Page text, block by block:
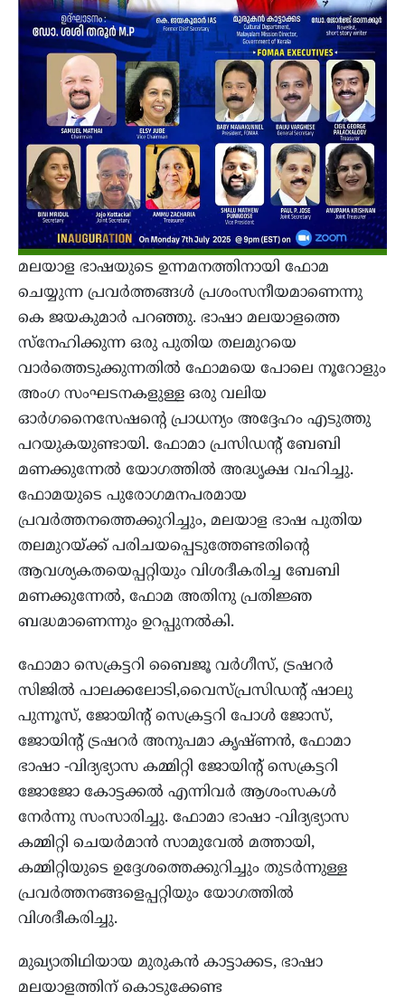
മലയാള ഭാഷയുടെ ഉന്നമനത്തിനായി ഫോമ
ചെയ്യുന്ന പ്രവര്‍ത്തങ്ങള്‍ പ്രശംസനീയമാണെന്നു
കെ ജയകുമാര്‍ പറഞ്ഞു. ഭാഷാ മലയാളത്തെ
സ്‌നേഹിക്കുന്ന ഒരു പുതിയ തലമുറയെ
വാര്‍ത്തെടുക്കുന്നതില്‍ ഫോമയെ പോലെ നൂറോളും
അംഗ സംഘടനകളുള്ള ഒരു വലിയ
ഓര്‍ഗനൈസേഷന്റെ പ്രാധന്യം അദ്ദേഹം എടുത്തു
പറയുകയുണ്ടായി. ഫോമാ പ്രസിഡന്റ് ബേബി
മണക്കുന്നേല്‍ യോഗത്തില്‍ അദ്ധൃക്ഷ വഹിച്ചു.
ഫോമയുടെ പുരോഗമനപരമായ
പ്രവര്‍ത്തനത്തെക്കുറിച്ചും, മലയാള ഭാഷ പുതിയ
തലമുറയ്ക്ക് പരിചയപ്പെടുത്തേണ്ടതിന്റെ
ആവശ്യകതയെപ്പറ്റിയും വിശദീകരിച്ച ബേബി
മണക്കുന്നേല്‍, ഫോമ അതിനു പ്രതിജ്ഞ
ബദ്ധമാണെന്നും ഉറപ്പുനല്‍കി.
ഫോമാ സെക്രട്ടറി ബൈജൂ വര്‍ഗീസ്, ട്രഷറര്‍
സിജില്‍ പാലക്കലോടി,വൈസ്പ്രസിഡന്റ് ഷാലു
പുന്നൂസ്, ജോയിന്റ് സെക്രട്ടറി പോള്‍ ജോസ്,
ജോയിന്റ് ട്രഷറര്‍ അനുപമാ കൃഷ്ണന്‍, ഫോമാ
ഭാഷാ -വിദ്യഭ്യാസ കമ്മിറ്റി ജോയിന്റ് സെക്രട്ടറി
ജോജോ കോട്ടക്കല്‍ എന്നിവര്‍ ആശംസകള്‍
നേര്‍ന്നു സംസാരിച്ചു. ഫോമാ ഭാഷാ -വിദ്യഭ്യാസ
കമ്മിറ്റി ചെയര്‍മാന്‍ സാമുവേല്‍ മത്തായി,
കമ്മിറ്റിയുടെ ഉദ്ദേശത്തെക്കുറിച്ചും തുടര്‍ന്നുള്ള
പ്രവര്‍ത്തനങ്ങളെപ്പറ്റിയും യോഗത്തില്‍
വിശദീകരിച്ചു.
മുഖ്യാതിഥിയായ മുരുകന്‍ കാട്ടാക്കട, ഭാഷാ
മലയാളത്തിന് കൊടുക്കേണ്ട